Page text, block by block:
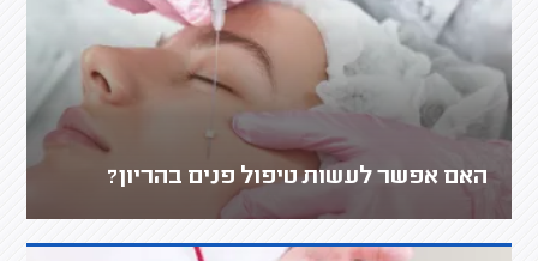
האם אפשר לעשות טיפול פנים בהריון?